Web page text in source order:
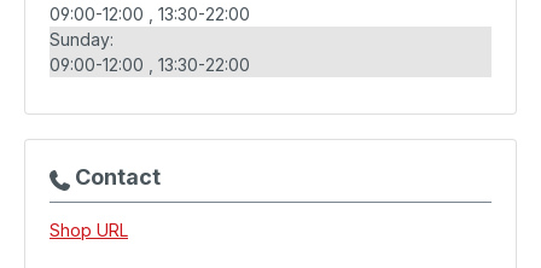
09:00-12:00
13:30-22:00
Sunday:
09:00-12:00
13:30-22:00
Contact
Shop URL